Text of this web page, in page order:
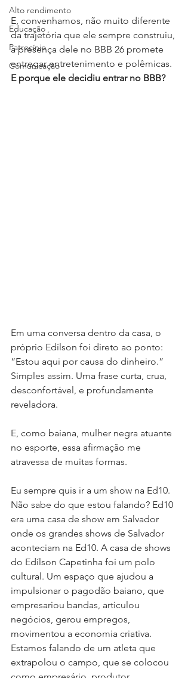
Alto rendimento
Educação
Patrocínio
Comunicação
E, convenhamos, não muito diferente
da trajetória que ele sempre construiu,
a presença dele no BBB 26 promete
entregar entretenimento e polêmicas.
E porque ele decidiu entrar no BBB?
Em uma conversa dentro da casa, o
próprio Edílson foi direto ao ponto:
“Estou aqui por causa do dinheiro.”
Simples assim. Uma frase curta, crua,
desconfortável, e profundamente
reveladora.
E, como baiana, mulher negra atuante
no esporte, essa afirmação me
atravessa de muitas formas.
Eu sempre quis ir a um show na Ed10.
Não sabe do que estou falando? Ed10
era uma casa de show em Salvador
onde os grandes shows de Salvador
aconteciam na Ed10. A casa de shows
do Edílson Capetinha foi um polo
cultural. Um espaço que ajudou a
impulsionar o pagodão baiano, que
empresariou bandas, articulou
negócios, gerou empregos,
movimentou a economia criativa.
Estamos falando de um atleta que
extrapolou o campo, que se colocou